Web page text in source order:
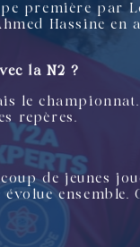
première par
Hassine
la N2 ?
le championnat.
repères.
de jeunes
ensemble.